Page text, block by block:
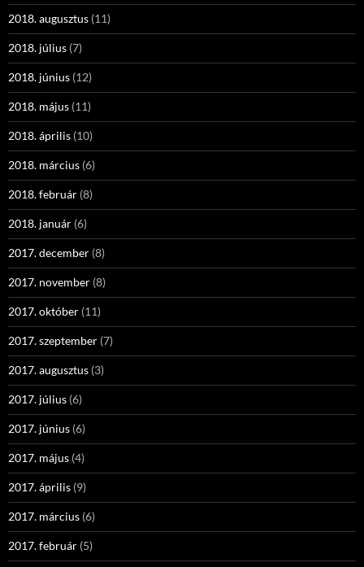
2018. augusztus (11)
2018. július (7)
2018. június (12)
2018. május (11)
2018. április (10)
2018. március (6)
2018. február (8)
2018. január (6)
2017. december (8)
2017. november (8)
2017. október (11)
2017. szeptember (7)
2017. augusztus (3)
2017. július (6)
2017. június (6)
2017. május (4)
2017. április (9)
2017. március (6)
2017. február (5)